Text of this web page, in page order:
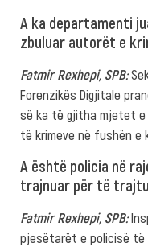
A ka departamenti
zbuluar autorët e
Fatmir Rexhepi, SPB:
Forenzikës Digjitale
së ka të gjitha mjetet e
të krimeve në fushën e
A është policia në
trajnuar për të
Fatmir Rexhepi, SPB:
pjesëtarët e policisë të